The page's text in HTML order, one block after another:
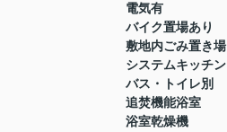
電気有
バイク置場あり
敷地内ごみ置き場
システムキッチン
バス・トイレ別
追焚機能浴室
浴室乾燥機